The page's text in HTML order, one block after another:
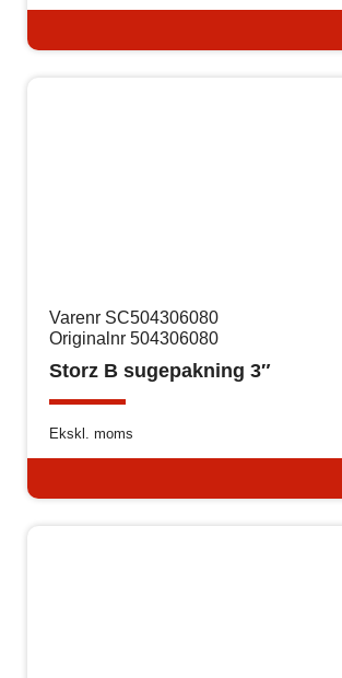
Varenr SC504306080
Originalnr 504306080
Storz B sugepakning 3″
Ekskl. moms